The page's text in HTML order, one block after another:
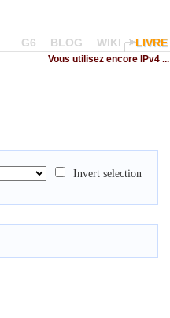
G6 BLOG WIKI LIVRE
Vous utilisez encore IPv4 ...
Invert selection